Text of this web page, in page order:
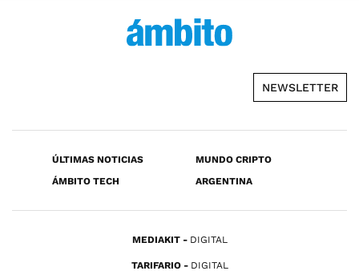
NEWSLETTER
ÚLTIMAS NOTICIAS
MUNDO CRIPTO
ÁMBITO TECH
ARGENTINA
MEDIAKIT DIGITAL
TARIFARIO DIGITAL